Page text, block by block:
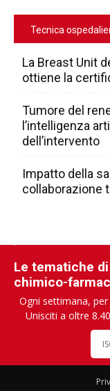
Tecnica
La Breast Unit
ottiene la
Tumore del
l’intelligenza
dell’intervento
Impatto della
collaborazione
Le tematiche
chimico-
Ogni settimana,
Unisciti a oltre